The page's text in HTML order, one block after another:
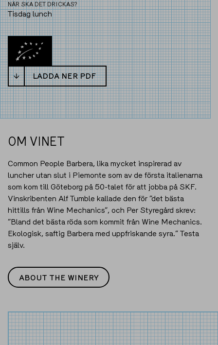
NÄR SKA DET DRICKAS?
Tisdag lunch
LADDA NER PDF
OM VINET
Common People Barbera, lika mycket inspirerad av
luncher utan slut i Piemonte som av de första italienarna
som kom till Göteborg på 50-talet för att jobba på SKF.
Vinskribenten Alf Tumble kallade den för ”det bästa
hittills från Wine Mechanics”, och Per Styregård skrev:
”Bland det bästa röda som kommit från Wine Mechanics.
Ekologisk, saftig Barbera med uppfriskande syra.” Testa
själv.
ABOUT THE WINERY